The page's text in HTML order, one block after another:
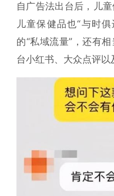
自广告法出台后，儿
儿童保健品也“与时
的“私域流量”，还有
台小红书、大众点评以